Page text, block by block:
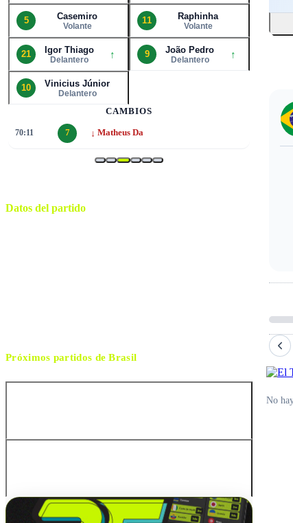
5 Casemiro
Volante
11 Raphinha
Volante
21 Igor Thiago
Delantero ↑ 9 João Pedro
Delantero ↑
10 Vinicius Júnior
Delantero
CAMBIOS
70:11 7 ↓ Matheus Da
Datos del partido
Próximos partidos deBrasil
No